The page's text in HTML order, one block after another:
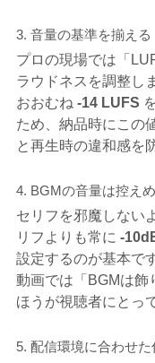
3. 音量の基準を揃える
プロの現場では「
ラウドネスを調整し
おおむね -14 LUFS
ため、納品時にこの
と再生時の違和感を
4. BGMの音量は控え
セリフを邪魔しない
リフよりも常に -
設定するのが基本で
動画では「BGMは飾
ほうが視聴者にとっ
5. 配信環境に合わせた